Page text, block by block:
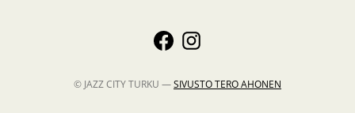
© JAZZ CITY TURKU —SIVUSTOTERO AHONEN